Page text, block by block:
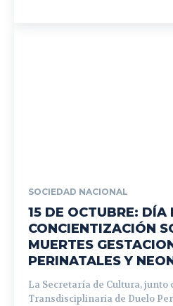
SOCIEDAD NACIONAL
15 DE OCTUBRE: DÍA
CONCIENTIZACIÓN
MUERTES
PERINATALES Y
La Secretaría de Cultura, junto
Transdisciplinaria de Duelo